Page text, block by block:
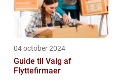
04 october 2024
Guide til Valg af
Flyttefirmaer